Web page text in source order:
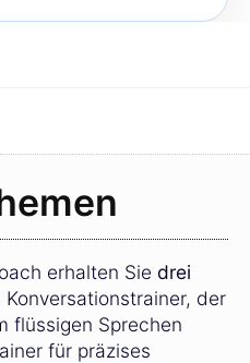
erhalten Sie drei
Konversationstrainer, der
flüssigen Sprechen
für präzises